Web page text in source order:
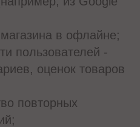
в офлайне;
пользователей -
оценок товаров
повторных